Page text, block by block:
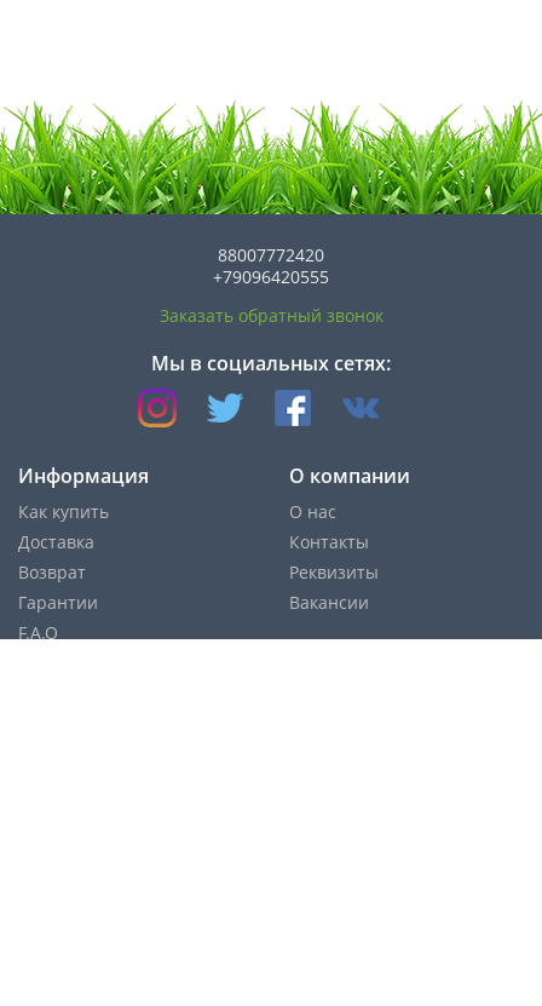
88007772420
+79096420555
Заказать обратный звонок
Мы в социальных сетях:
Информация
Как купить
Доставка
Возврат
Гарантии
F.A.Q
О компании
О нас
Контакты
Реквизиты
Вакансии